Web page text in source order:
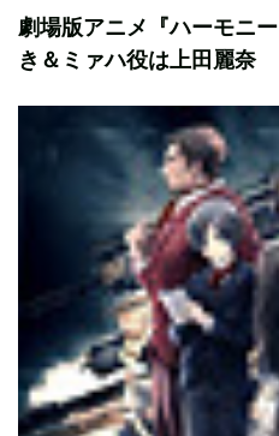
劇場版アニメ『ハーモニ
き＆ミァハ役は上田麗奈